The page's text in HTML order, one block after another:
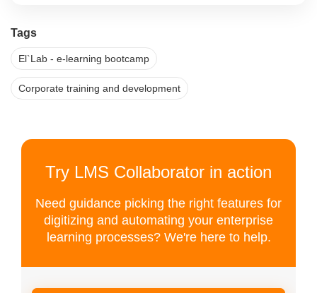
Tags
El`Lab - e-learning bootcamp
Corporate training and development
Try LMS Collaborator in action
Need guidance picking the right features for
digitizing and automating your enterprise
learning processes? We're here to help.